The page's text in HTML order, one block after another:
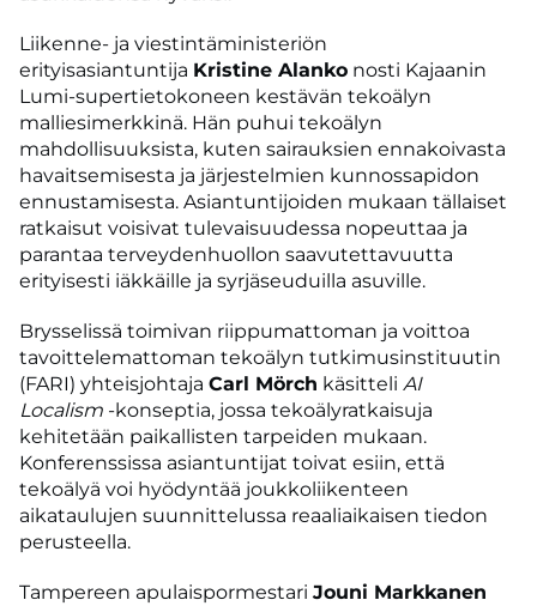
Liikenne- ja viestintäministeriön
erityisasiantuntija Kristine Alanko nosti Kajaanin
Lumi-supertietokoneen kestävän tekoälyn
malliesimerkkinä. Hän puhui tekoälyn
mahdollisuuksista, kuten sairauksien ennakoivasta
havaitsemisesta ja järjestelmien kunnossapidon
ennustamisesta. Asiantuntijoiden mukaan tällaiset
ratkaisut voisivat tulevaisuudessa nopeuttaa ja
parantaa terveydenhuollon saavutettavuutta
erityisesti iäkkäille ja syrjäseuduilla asuville.
Brysselissä toimivan riippumattoman ja voittoa
tavoittelemattoman tekoälyn tutkimusinstituutin
(FARI) yhteisjohtaja Carl Mörch käsitteli AI
Localism -konseptia, jossa tekoälyratkaisuja
kehitetään paikallisten tarpeiden mukaan.
Konferenssissa asiantuntijat toivat esiin, että
tekoälyä voi hyödyntää joukkoliikenteen
aikataulujen suunnittelussa reaaliaikaisen tiedon
perusteella.
Tampereen apulaispormestari Jouni Markkanen